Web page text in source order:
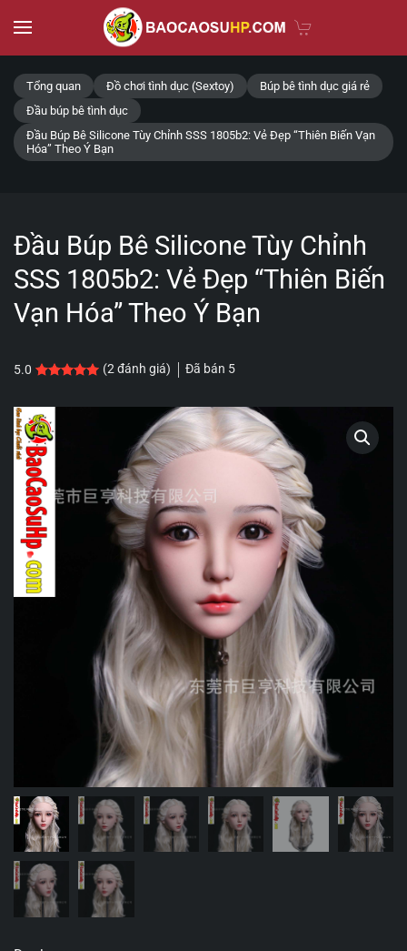
Skip to main content
Tổng quan Đồ chơi tình dục (Sextoy)
Búp bê tình dục giá rẻ
Đầu búp bê tình dục
Đầu Búp Bê Silicone Tùy Chỉnh SSS 1805b2: Vẻ Đẹp “Thiên Biến Vạn
Hóa” Theo Ý Bạn
Đầu Búp Bê Silicone Tùy Chỉnh
SSS 1805b2: Vẻ Đẹp “Thiên Biến
Vạn Hóa” Theo Ý Bạn
5.0 5.0 trên 5 dựa trên
2 đánh giá
(2đánh giá) Đã bán 5